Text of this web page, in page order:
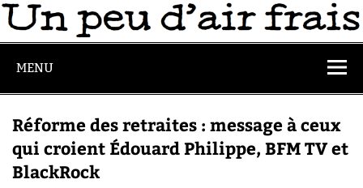
MENU
Réforme des retraites : message à ceux
qui croient Édouard Philippe, BFM TV et
BlackRock